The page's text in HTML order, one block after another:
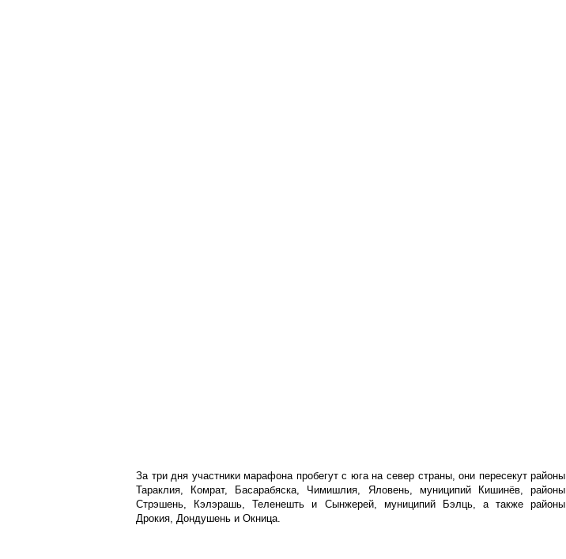
За три дня участники марафона пробегут с юга на север страны, они пересекут районы
Тараклия, Комрат, Басарабяска, Чимишлия, Яловень, муниципий Кишинёв, районы
Стрэшень, Кэлэрашь, Теленешть и Сынжерей, муниципий Бэлць, а также районы
Дрокия, Дондушень и Окница.